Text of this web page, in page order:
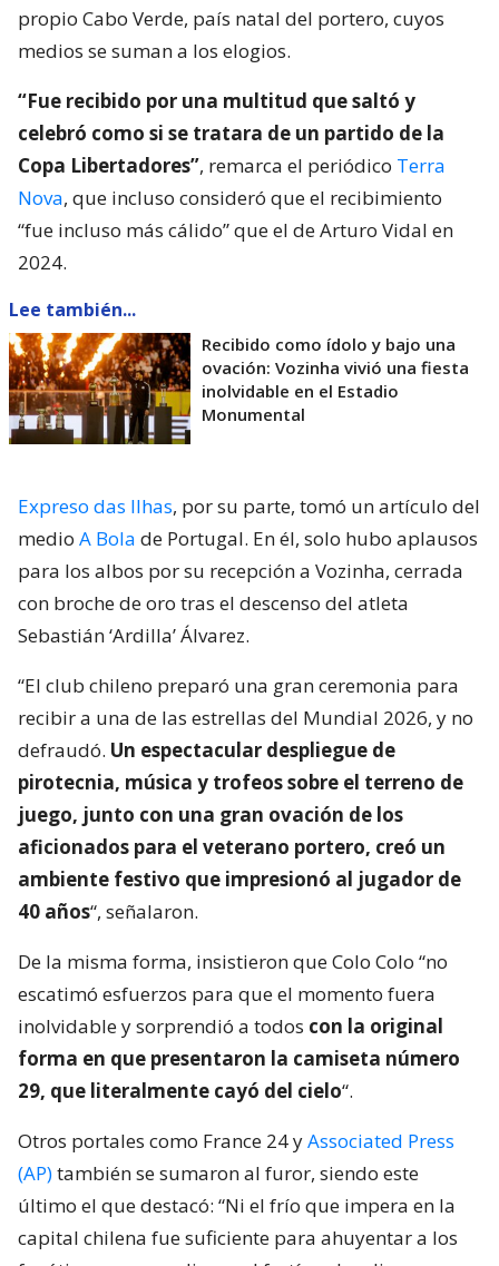
propio Cabo Verde, país natal del portero, cuyos
medios se suman a los elogios.
“Fue recibido por una multitud que saltó y
celebró como si se tratara de un partido de la
Copa Libertadores”, remarca el periódico Terra
Nova, que incluso consideró que el recibimiento
“fue incluso más cálido” que el de Arturo Vidal en
2024.
Lee también...
Recibido como ídolo y bajo una
ovación: Vozinha vivió una fiesta
inolvidable en el Estadio
Monumental
Expreso das Ilhas, por su parte, tomó un artículo del
medio A Bola de Portugal. En él, solo hubo aplausos
para los albos por su recepción a Vozinha, cerrada
con broche de oro tras el descenso del atleta
Sebastián ‘Ardilla’ Álvarez.
“El club chileno preparó una gran ceremonia para
recibir a una de las estrellas del Mundial 2026, y no
defraudó. Un espectacular despliegue de
pirotecnia, música y trofeos sobre el terreno de
juego, junto con una gran ovación de los
aficionados para el veterano portero, creó un
ambiente festivo que impresionó al jugador de
40 años“, señalaron.
De la misma forma, insistieron que Colo Colo “no
escatimó esfuerzos para que el momento fuera
inolvidable y sorprendió a todos con la original
forma en que presentaron la camiseta número
29, que literalmente cayó del cielo“.
Otros portales como France 24 yAssociated Press
(AP)también se sumaron al furor, siendo este
último el que destacó: “Ni el frío que impera en la
capital chilena fue suficiente para ahuyentar a los